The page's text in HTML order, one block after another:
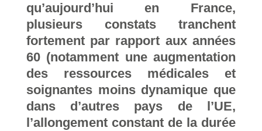
qu’aujourd’hui en France,
plusieurs constats tranchent
fortement par rapport aux années
60 (notamment une augmentation
des ressources médicales et
soignantes moins dynamique que
dans d’autres pays de l’UE,
l’allongement constant de la durée